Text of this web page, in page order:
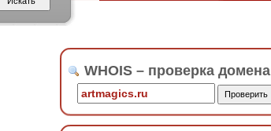
WHOIS – проверка домена